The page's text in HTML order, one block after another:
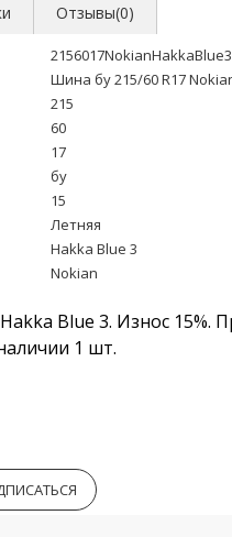
Отзывы(0)
Шина бу 215/60 R17
215
60
17
бу
15
Летняя
Hakka Blue 3
Nokian
Blue 3. Износ 15%.
1 шт.